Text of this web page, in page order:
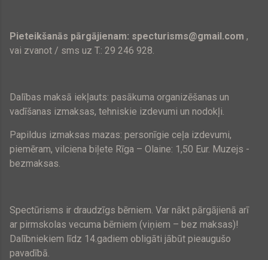
Pieteikšanās pārgājienam: specturisms@gmail.com ,
vai zvanot / sms uz T.: 29 246 928.
Dalības maksā iekļauts: pasākuma organizēšanas un
vadīšanas izmaksas, tehniskie izdevumi un nodokļi.
Papildus izmaksas mazas: personīgie ceļa izdevumi,
piemēram, vilciena biļete Rīga – Olaine: 1,50 Eur. Muzejs -
bezmaksas.
Spectūrisms ir draudzīgs bērniem. Var nākt pārgājienā arī
ar pirmskolas vecuma bērniem (viņiem – bez maksas)!
Dalībniekiem līdz 14.gadiem obligāti jābūt pieaugušo
pavadībā.